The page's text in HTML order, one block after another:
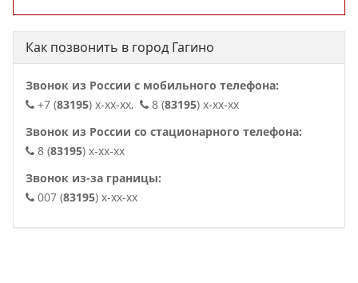
Как позвонить в город Гагино
Звонок из России с мобильного телефона:
+7 (83195) x-xx-xx, 8 (83195) x-xx-xx
Звонок из России со стационарного телефона:
8 (83195) x-xx-xx
Звонок из-за границы:
007 (83195) x-xx-xx